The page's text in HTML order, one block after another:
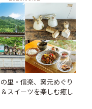
里・信楽、窯元めぐり
スイーツを楽しむ癒し